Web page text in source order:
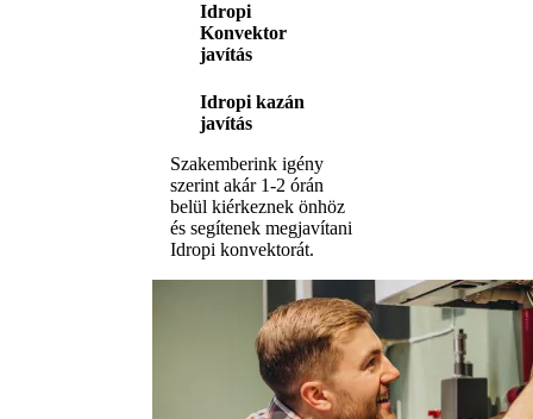
Idropi
Konvektor
javítás
Idropi kazán
javítás
Szakemberink igény
szerint akár 1-2 órán
belül kiérkeznek önhöz
és segítenek megjavítani
Idropi konvektorát.